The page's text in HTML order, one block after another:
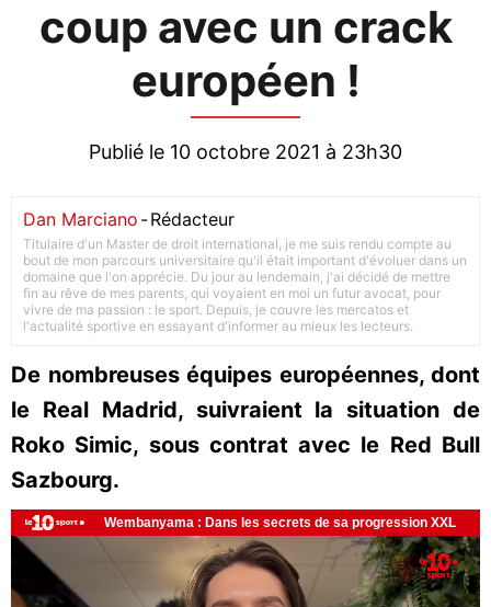
coup avec un crack
européen !
Publié le 10 octobre 2021 à 23h30
Dan Marciano -Rédacteur
Titulaire d'un Master de droit international, je me suis rendu compte au
bout de mon parcours universitaire qu'il était important d'évoluer dans un
domaine que l'on apprécie. Du jour au lendemain, j'ai décidé de mettre
fin au rêve de mes parents, qui voyaient en moi un futur avocat, pour
vivre de ma passion : le sport. Depuis, je couvre les mercatos et
l'actualité sportive en essayant d'informer au mieux les lecteurs.
De nombreuses équipes européennes, dont
le Real Madrid, suivraient la situation de
Roko Simic, sous contrat avec le Red Bull
Sazbourg.